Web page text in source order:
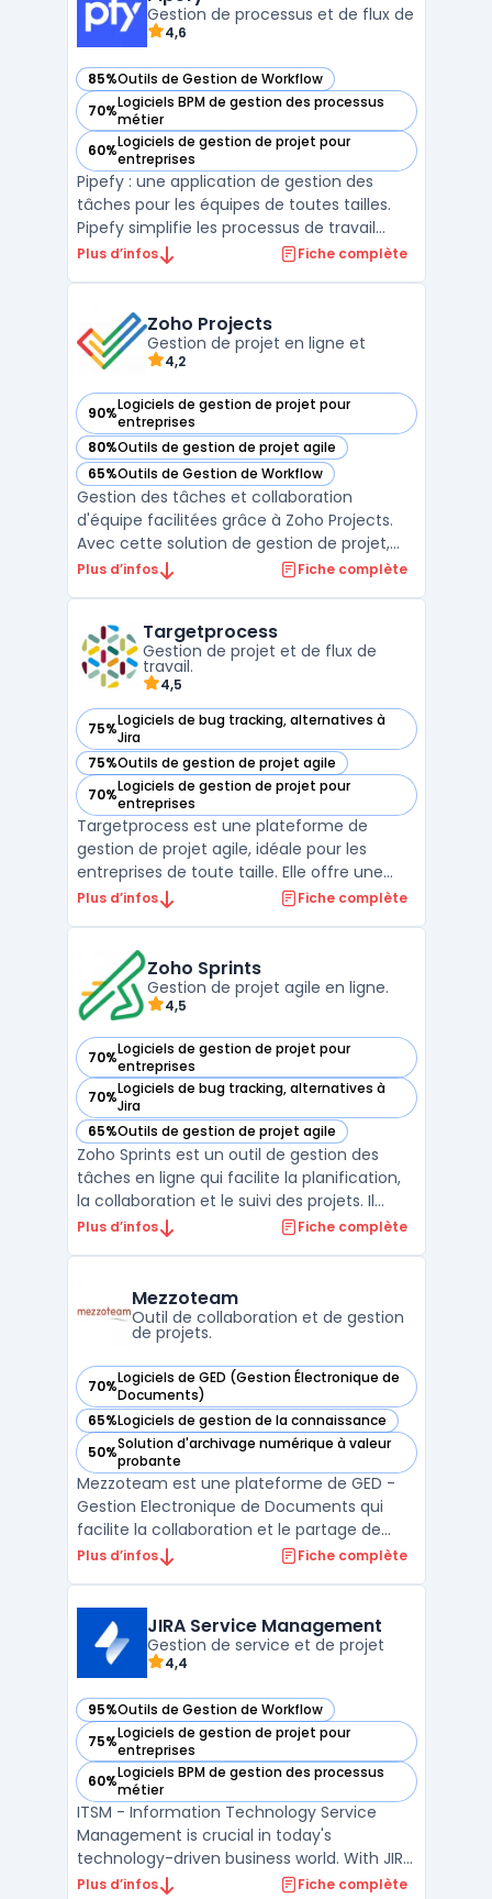
ad ...
Gestion de processus et de flux de
4,6
85%Outils de Gestion de Workflow
— voir Pipefy dans cette catégorie
70%Logiciels BPM de gestion des processus
métier
— voir Pipefy dans cette catégorie
60%Logiciels de gestion de projet pour
entreprises
— voir Pipefy dans cette catégorie
Pipefy : une application de gestion des
tâches pour les équipes de toutes tailles.
Pipefy simplifie les processus de travail
avec des modèles préconfigurés pour les
créer des workflows opérationnels sans
connaissanc ...
Plus d’infos Fiche complète
Zoho Projects
Gestion de projet en ligne et
4,2
90%Logiciels de gestion de projet pour
entreprises
— voir Zoho Projects dans cette catégorie
80%Outils de gestion de projet agile
— voir Zoho Projects dans cette catégorie
65%Outils de Gestion de Workflow
— voir Zoho Projects dans cette catégorie
Gestion des tâches et collaboration
d'équipe facilitées grâce à Zoho Projects.
Avec cette solution de gestion de projet,
organisez vos tâches, discutez
temps réel. Profitez d'une vue d'ensemble
claire de vos projets grâc ...
Plus d’infos Fiche complète
Targetprocess
Gestion de projet et de flux de
travail.
4,5
75%Logiciels de bug tracking, alternatives à
Jira
— voir Targetprocess dans cette catégorie
75%Outils de gestion de projet agile
— voir Targetprocess dans cette catégorie
70%Logiciels de gestion de projet pour
entreprises
— voir Targetprocess dans cette catégorie
Targetprocess est une plateforme de
gestion de projet agile, idéale pour les
entreprises de toute taille. Elle offre une
gamme complète de fonctionnalités pour
Management, y compris la planification, le
suivi, la collaboration et l ...
Plus d’infos Fiche complète
Zoho Sprints
Gestion de projet agile en ligne.
4,5
70%Logiciels de gestion de projet pour
entreprises
— voir Zoho Sprints dans cette catégorie
70%Logiciels de bug tracking, alternatives à
Jira
— voir Zoho Sprints dans cette catégorie
65%Outils de gestion de projet agile
— voir Zoho Sprints dans cette catégorie
Zoho Sprints est un outil de gestion des
tâches en ligne qui facilite la planification,
la collaboration et le suivi des projets. Il
permet aux équipes de travailler ensemble
tableaux Kanban, des diagrammes de
Gantt et des ...
Plus d’infos Fiche complète
Mezzoteam
Outil de collaboration et de gestion
de projets.
70%Logiciels de GED (Gestion Électronique de
Documents)
— voir Mezzoteam dans cette catégorie
65%Logiciels de gestion de la connaissance
— voir Mezzoteam dans cette catégorie
50%Solution d'archivage numérique à valeur
probante
— voir Mezzoteam dans cette catégorie
Mezzoteam est une plateforme de GED -
Gestion Electronique de Documents qui
facilite la collaboration et le partage de
fichiers au sein des entreprises. Elle permet
La solution offre également des
fonctionnalités te ...
Plus d’infos Fiche complète
JIRA Service Management
Gestion de service et de projet
4,4
95%Outils de Gestion de Workflow
— voir JIRA Service Management dans cette catégorie
75%Logiciels de gestion de projet pour
entreprises
— voir JIRA Service Management dans cette catégorie
60%Logiciels BPM de gestion des processus
métier
— voir JIRA Service Management dans cette catégorie
ITSM - Information Technology Service
Management is crucial in today's
technology-driven business world. With JIRA
Service Management, managing IT services
Plus d’infos Fiche complète